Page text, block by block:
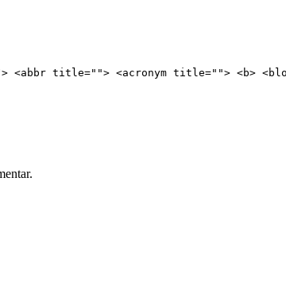
title=""> <acronym title=""> <b>